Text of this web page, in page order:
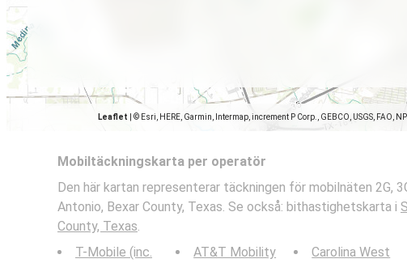
Leaflet © Esri, HERE, Garmin, Intermap, increment P Corp., GEBCO, USGS, FAO,
Mobiltäckningskarta per operatör
Den här kartan representerar täckningen för mobilnäten 2G,
Antonio, Bexar County, Texas. Se också: bithastighetskarta i
County, Texas.
T-Mobile (inc.
AT&T Mobility
Carolina West